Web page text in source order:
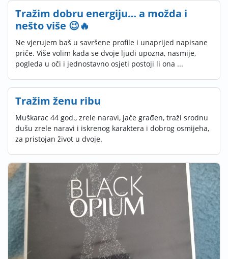
Tražim dobru energiju… a možda i
nešto više 😉🔥
Ne vjerujem baš u savršene profile i unaprijed napisane
priče. Više volim kada se dvoje ljudi upozna, nasmije,
pogleda u oči i jednostavno osjeti postoji li ona ...
Tražim ženu ribu
Muškarac 44 god., zrele naravi, jače građen, traži srodnu
dušu zrele naravi i iskrenog karaktera i dobrog osmijeha,
za pristojan život u dvoje.